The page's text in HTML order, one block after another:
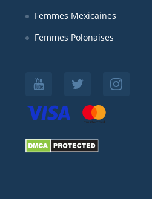
Femmes Mexicaines
Femmes Polonaises